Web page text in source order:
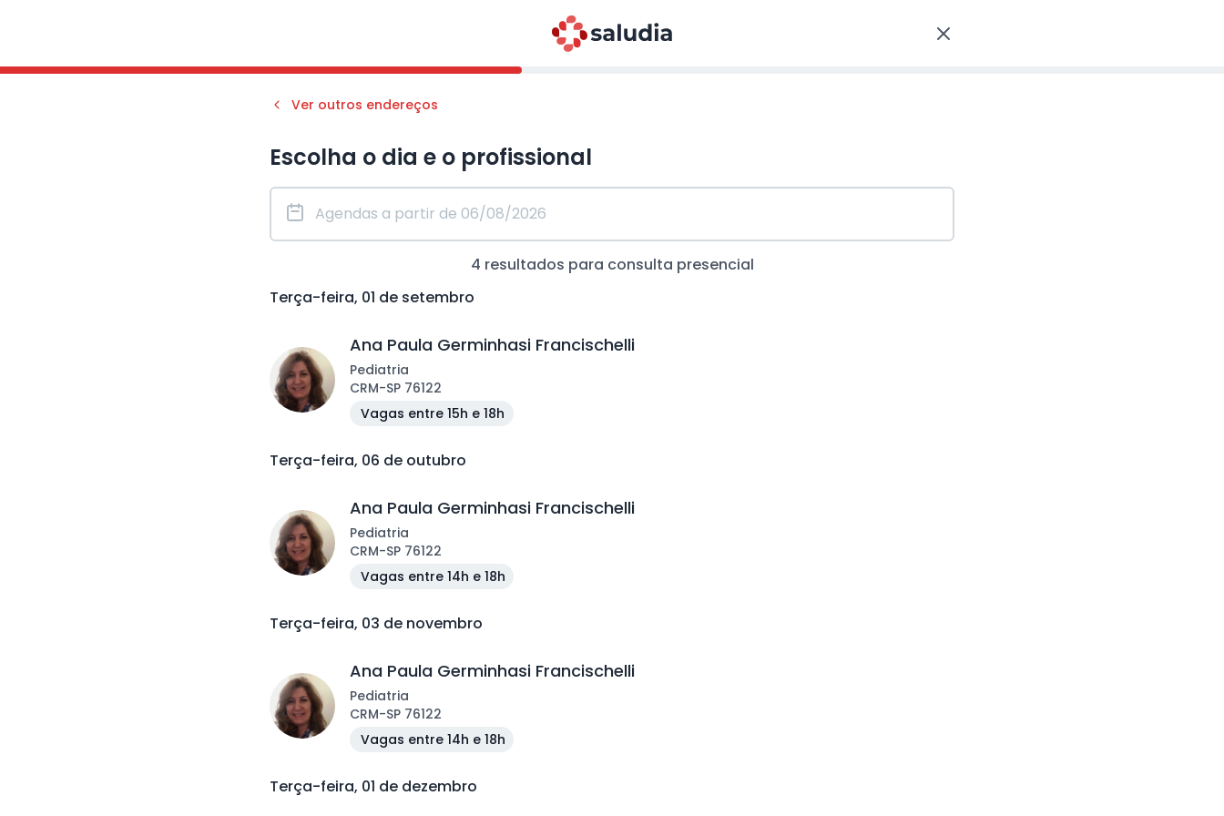
Ver outros endereços
Escolha o dia e o profissional
4 resultados para consulta presencial
Terça-feira, 01 de setembro
Ana Paula Germinhasi Francischelli
Pediatria
CRM-SP 76122
Vagas entre 15h e 18h
Terça-feira, 06 de outubro
Ana Paula Germinhasi Francischelli
Pediatria
CRM-SP 76122
Vagas entre 14h e 18h
Terça-feira, 03 de novembro
Ana Paula Germinhasi Francischelli
Pediatria
CRM-SP 76122
Vagas entre 14h e 18h
Terça-feira, 01 de dezembro